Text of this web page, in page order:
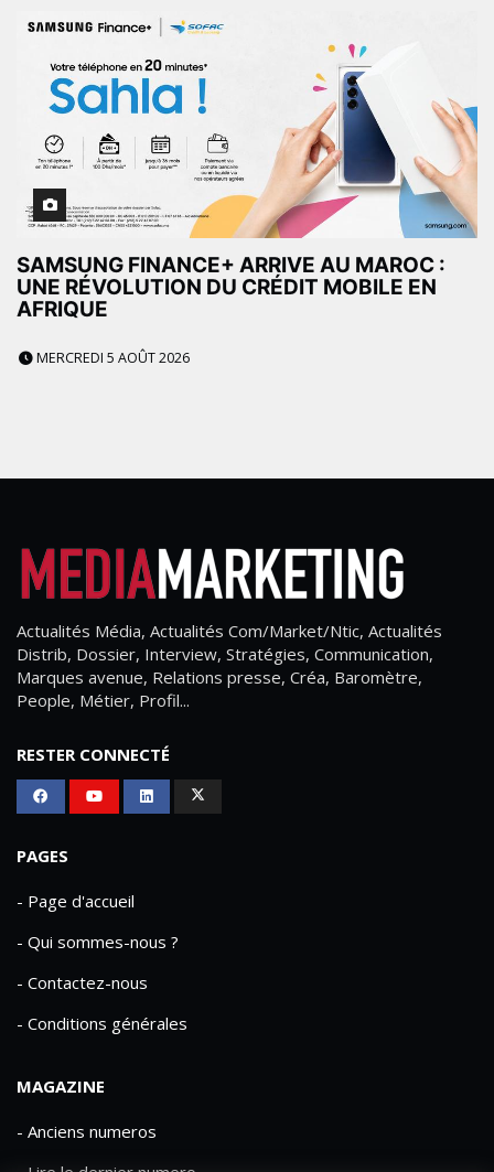
SAMSUNG FINANCE+ ARRIVE AU MAROC :
UNE RÉVOLUTION DU CRÉDIT MOBILE EN
AFRIQUE
MERCREDI 5 AOÛT 2026
Actualités Média, Actualités Com/Market/Ntic, Actualités
Distrib, Dossier, Interview, Stratégies, Communication,
Marques avenue, Relations presse, Créa, Baromètre,
People, Métier, Profil...
RESTER CONNECTÉ
PAGES
- Page d'accueil
- Qui sommes-nous ?
- Contactez-nous
- Conditions générales
MAGAZINE
- Anciens numeros